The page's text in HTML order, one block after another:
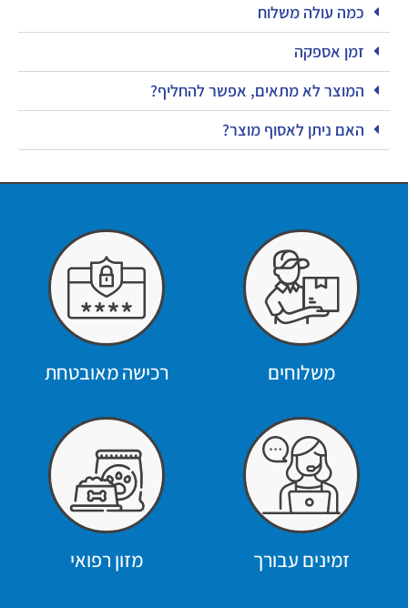
כמה עולה משלוח
זמן אספקה
המוצר לא מתאים, אפשר להחליף?
האם ניתן לאסוף מוצר?
משלוחים רכישה מאובטחת
זמינים עבורך מזון רפואי